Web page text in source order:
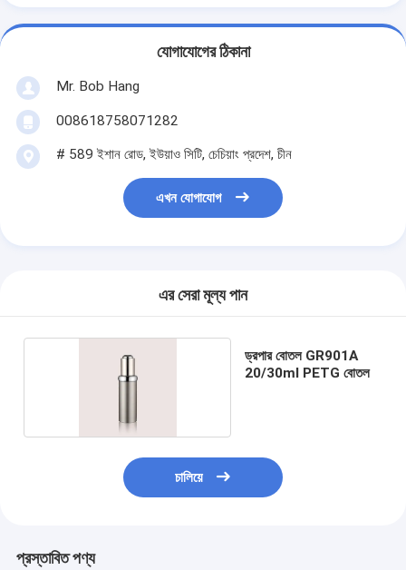
যোগাযোগের ঠিকানা
Mr. Bob Hang
008618758071282
# 589 ইশান রোড, ইউয়াও সিটি, চেচিয়াং প্রদেশ, চীন
এখন যোগাযোগ
এর সেরা মূল্য পান
ড্রপার বোতল GR901A
20/30ml PETG বোতল
চালিয়ে
প্রস্তাবিত পণ্য